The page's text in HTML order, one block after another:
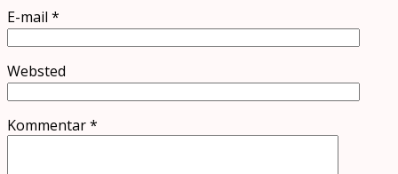
E-mail *
Websted
Kommentar*